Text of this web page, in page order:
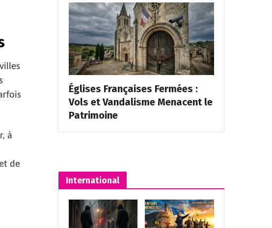
à
de
Églises Françaises Fermées :
Vols et Vandalisme Menacent le
Patrimoine
International